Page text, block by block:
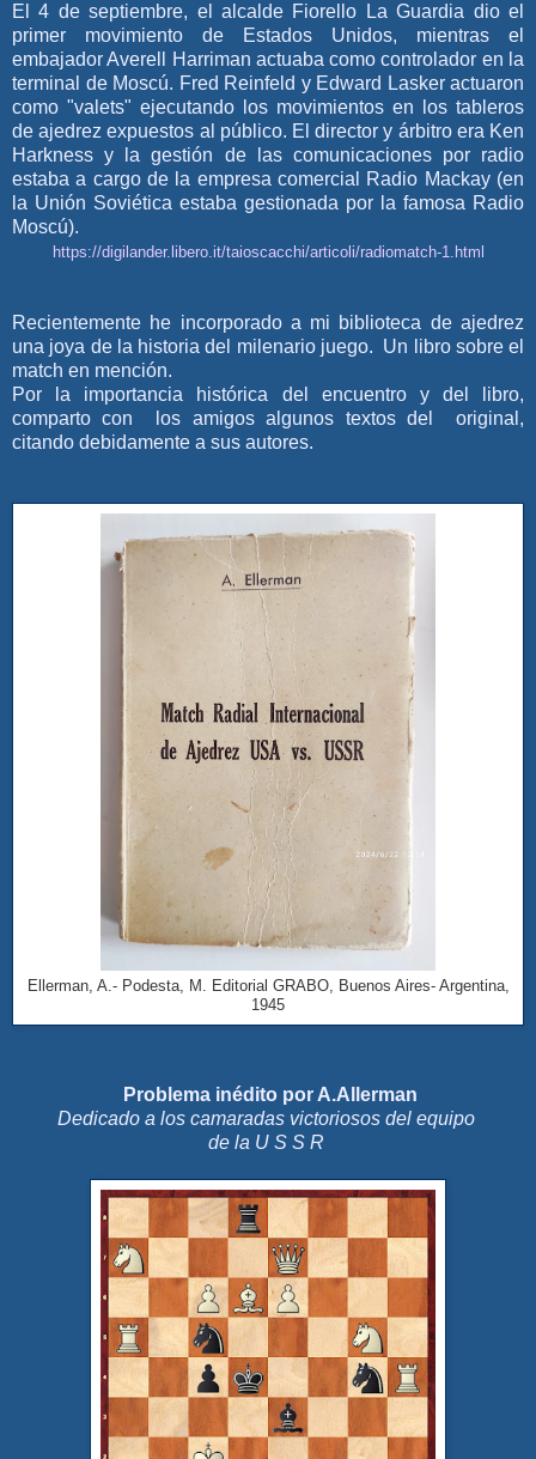
El 4 de septiembre, el alcalde Fiorello La Guardia dio el
primer movimiento de Estados Unidos, mientras el
embajador Averell Harriman actuaba como controlador en la
terminal de Moscú. Fred Reinfeld y Edward Lasker actuaron
como "valets" ejecutando los movimientos en los tableros
de ajedrez expuestos al público. El director y árbitro era Ken
Harkness y la gestión de las comunicaciones por radio
estaba a cargo de la empresa comercial Radio Mackay (en
la Unión Soviética estaba gestionada por la famosa Radio
Moscú).
https://digilander.libero.it/taioscacchi/articoli/radiomatch-1.html
Recientemente he incorporado a mi biblioteca de ajedrez
una joya de la historia del milenario juego. Un libro sobre el
match en mención.
Por la importancia histórica del encuentro y del libro,
comparto con los amigos algunos textos del original,
citando debidamente a sus autores.
Ellerman, A.- Podesta, M. Editorial GRABO, Buenos Aires- Argentina,
1945
Problema inédito por A.Allerman
Dedicado a los camaradas victoriosos del equipo
de la U S S R